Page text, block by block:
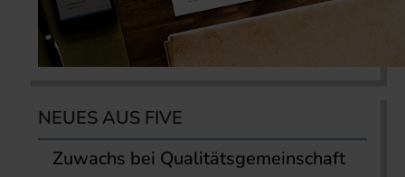
NEUES AUS FIVE
Zuwachs bei Qualitätsgemeinschaft